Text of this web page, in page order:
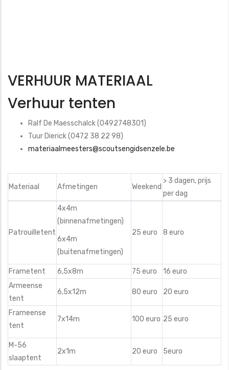
VERHUUR MATERIAAL
Verhuur tenten
Ralf De Maesschalck (0492748301)
Tuur Dierick (0472 38 22 98)
materiaalmeesters@scoutsengidsenzele.be
Materiaal Afmetingen Weekend
> 3 dagen, prijs
per dag
Patrouilletent
4x4m
(binnenafmetingen)
6x4m
(buitenafmetingen)
25 euro 8 euro
Frametent 6,5x8m 75 euro
16 euro
Armeense
tent
6,5x12m 80 euro 20 euro
Frameense
tent
7x14m 100 euro 25 euro
M-56
slaaptent
2x1m 20 euro 5euro